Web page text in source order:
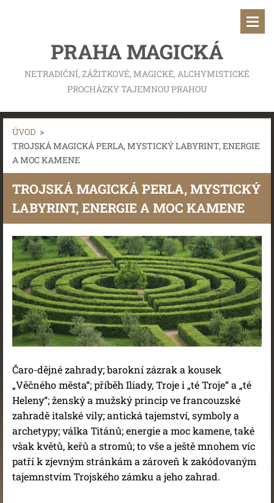
PRAHA MAGICKÁ
NETRADIČNÍ, ZÁŽITKOVÉ, MAGICKÉ, ALCHYMISTICKÉ
PROCHÁZKY TAJEMNOU PRAHOU
ÚVOD >
TROJSKÁ MAGICKÁ PERLA, MYSTICKÝ LABYRINT, ENERGIE
A MOC KAMENE
TROJSKÁ MAGICKÁ PERLA, MYSTICKÝ
LABYRINT, ENERGIE A MOC KAMENE
Čaro-dějné zahrady; barokní zázrak a kousek
„Věčného města“; příběh Iliady, Troje i „té Troje“ a „té
Heleny“; ženský a mužský princip ve francouzské
zahradě italské vily; antická tajemství, symboly a
archetypy; válka Titánů; energie a moc kamene, také
však květů, keřů a stromů; to vše a ještě mnohem víc
patří k zjevným stránkám a zároveň k zakódovaným
tajemnstvím Trojského zámku a jeho zahrad.